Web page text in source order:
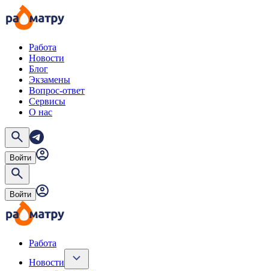
Работа
Новости
Блог
Экзамены
Вопрос-ответ
Сервисы
О нас
Войти
Войти
Работа
Новости